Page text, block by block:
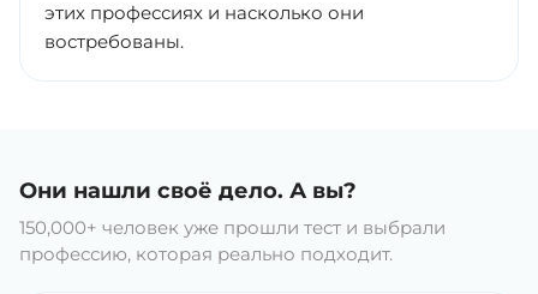
этих профессиях и насколько они
востребованы.
Они нашли своё дело. А вы?
150,000+ человек уже прошли тест и выбрали
профессию, которая реально подходит.